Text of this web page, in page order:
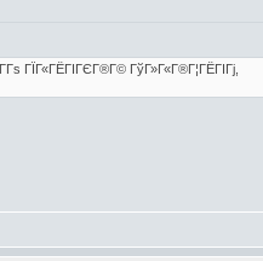
ГЇГ«ГЁГІГЄГ®Г© ГўГ»Г«Г®Г¦ГЁГІГј,